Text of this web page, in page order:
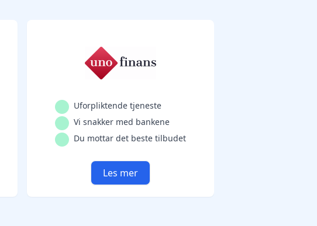
Uforpliktende tjeneste
Vi snakker med bankene
Du mottar det beste tilbudet
Les mer